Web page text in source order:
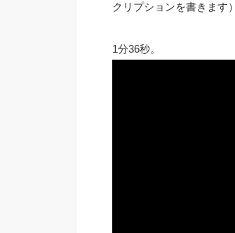
クリプションを書きます
1分36秒。